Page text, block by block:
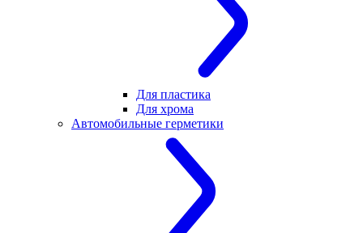
Для пластика
Для хрома
Автомобильные герметики